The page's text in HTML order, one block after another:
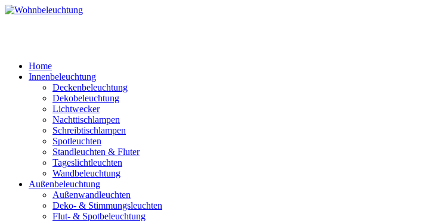
Home
Innenbeleuchtung
Deckenbeleuchtung
Dekobeleuchtung
Lichtwecker
Nachttischlampen
Schreibtischlampen
Spotleuchten
Standleuchten & Fluter
Tageslichtleuchten
Wandbeleuchtung
Außenbeleuchtung
Außenwandleuchten
Deko- & Stimmungsleuchten
Flut- & Spotbeleuchtung